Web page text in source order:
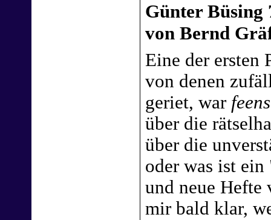
Günter Büsing
von Bernd
Eine der ersten
von denen
geriet, war
über die
über die
oder was ist
und neue
mir bald klar,